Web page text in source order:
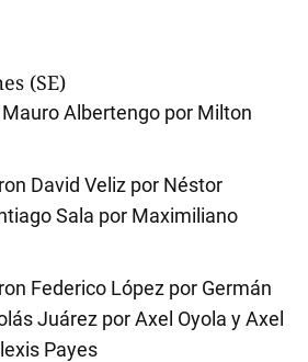
(SE)
Mauro Albertengo por Milton
David Veliz por Néstor
Sala por Maximiliano
Federico López por Germán
Juárez por Axel Oyola y Axel
Payes